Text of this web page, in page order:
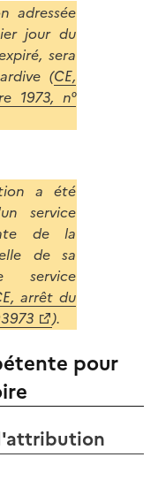
adressée
jour du
sera
(CE,
1973, n°
a été
service
de la
de sa
service
arrêt du
).
pour